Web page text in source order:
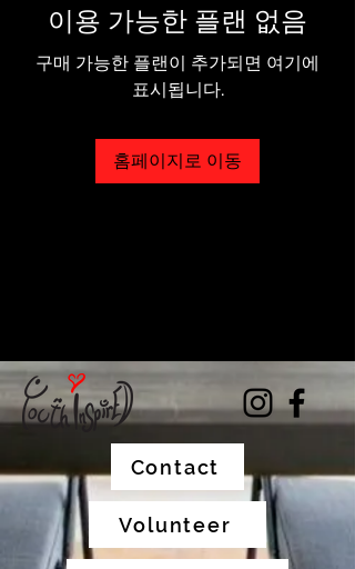
이용 가능한 플랜 없음
구매 가능한 플랜이 추가되면 여기에
표시됩니다.
홈페이지로 이동
Contact
Volunteer